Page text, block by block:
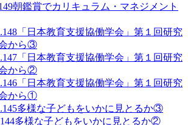
朝鑑賞でカリキュラム・マネジメント
「日本教育支援協働学会」第１回研究
から③
「日本教育支援協働学会」第１回研究
から②
「日本教育支援協働学会」第１回研究
から①
多様な子どもをいかに見とるか③
多様な子どもをいかに見とるか②